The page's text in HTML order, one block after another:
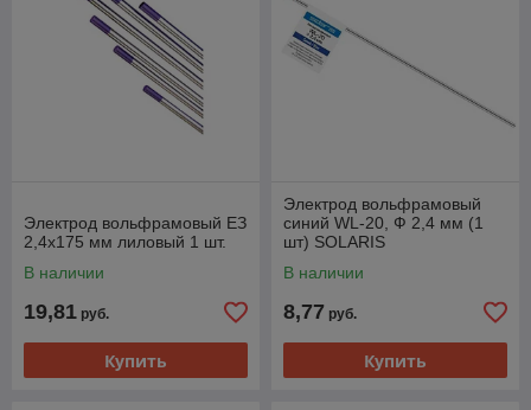
Электрод вольфрамовый ЕЗ
2,4х175 мм лиловый 1 шт.
В наличии
19,81 руб.
Купить
Электрод вольфрамовый
синий WL-20, Ф 2,4 мм (1
шт) SOLARIS
В наличии
8,77 руб.
Купить